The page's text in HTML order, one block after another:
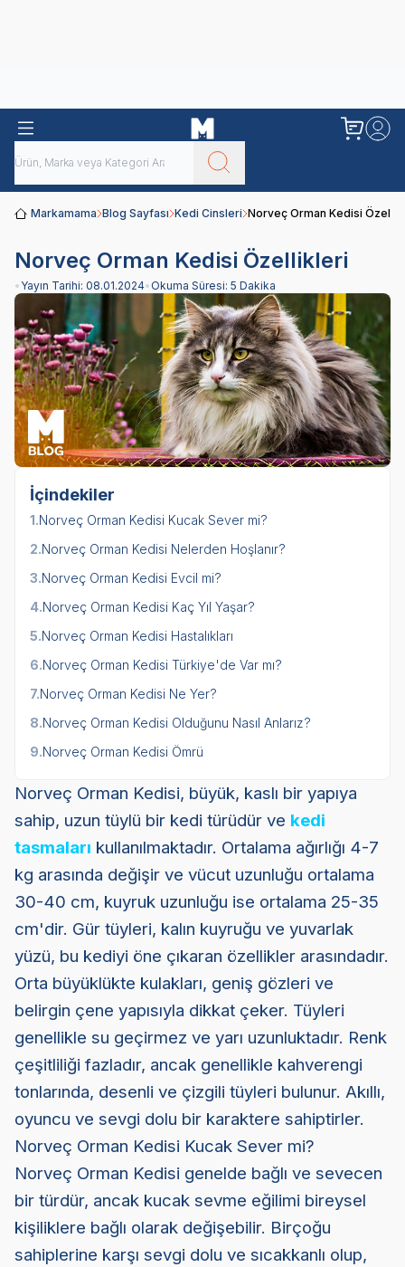
Markamama Blog Sayfası Kedi Cinsleri Norveç Orman Kedisi
Norveç Orman Kedisi Özellikleri
• Yayın Tarihi: 08.01.2024•Okuma Süresi: 5 Dakika
İçindekiler
1.Norveç Orman Kedisi Kucak Sever mi?
2.Norveç Orman Kedisi Nelerden Hoşlanır?
3.Norveç Orman Kedisi Evcil mi?
4.Norveç Orman Kedisi Kaç Yıl Yaşar?
5.Norveç Orman Kedisi Hastalıkları
6.Norveç Orman Kedisi Türkiye'de Var mı?
7.Norveç Orman Kedisi Ne Yer?
8.Norveç Orman Kedisi Olduğunu Nasıl Anlarız?
9.Norveç Orman Kedisi Ömrü
Norveç Orman Kedisi, büyük, kaslı bir yapıya
sahip, uzun tüylü bir kedi türüdür ve kedi
tasmaları kullanılmaktadır. Ortalama ağırlığı 4-7
kg arasında değişir ve vücut uzunluğu ortalama
30-40 cm, kuyruk uzunluğu ise ortalama 25-35
cm'dir. Gür tüyleri, kalın kuyruğu ve yuvarlak
yüzü, bu kediyi öne çıkaran özellikler arasındadır.
Orta büyüklükte kulakları, geniş gözleri ve
belirgin çene yapısıyla dikkat çeker. Tüyleri
genellikle su geçirmez ve yarı uzunluktadır. Renk
çeşitliliği fazladır, ancak genellikle kahverengi
tonlarında, desenli ve çizgili tüyleri bulunur. Akıllı,
oyuncu ve sevgi dolu bir karaktere sahiptirler.
Norveç Orman Kedisi Kucak Sever mi?
Norveç Orman Kedisi genelde bağlı ve sevecen
bir türdür, ancak kucak sevme eğilimi bireysel
kişiliklere bağlı olarak değişebilir. Birçoğu
sahiplerine karşı sevgi dolu ve sıcakkanlı olup,